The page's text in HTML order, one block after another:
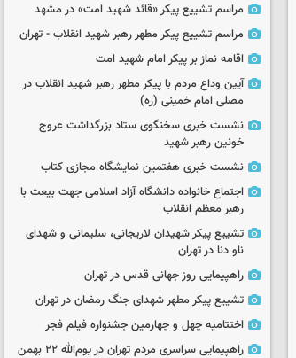
مراسم تشییع پیکر «قائد شهید امت» در مشهد
مراسم تشییع پیکر مطهر رهبر شهید انقلاب - تهران
اقامه نماز بر پیکر امام شهید امت
آیین وداع مردم با پیکر مطهر رهبر شهید انقلاب در
مصلی امام خمینی (ره)
نشست خبری سخنگوی ستاد بزرگداشت عروج
خونین رهبر شهید
نشست خبری هفتمین نمایشگاه مجازی کتاب
اجتماع خانواده دانشگاه آزاد اسلامی جهت بیعت با
رهبر معظم انقلاب
تشییع پیکر شهیدان لاریجانی، سلیمانی و شهدای
ناو دنا در تهران
راهپیمایی روز جهانی قدس در تهران
تشییع پیکر مطهر شهدای جنگ رمضان در تهران
اختتامیه چهل و چهارمین جشنواره فیلم فجر
راهپیمایی سراسری مردم تهران در یوم‌الله ۲۲ بهمن